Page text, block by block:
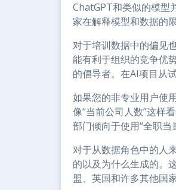
ChatGPT和类似的模型
家在解释模型和数据的
对于培训数据中的偏见
能有利于组织的竞争优
的倡导者。在AI项目从
如果您的非专业用户使
像“当前公司人数”这样
部门倾向于使用“全职当
对于从数据角色中的人
的以及为什么生成的。
盟、英国和许多其他国